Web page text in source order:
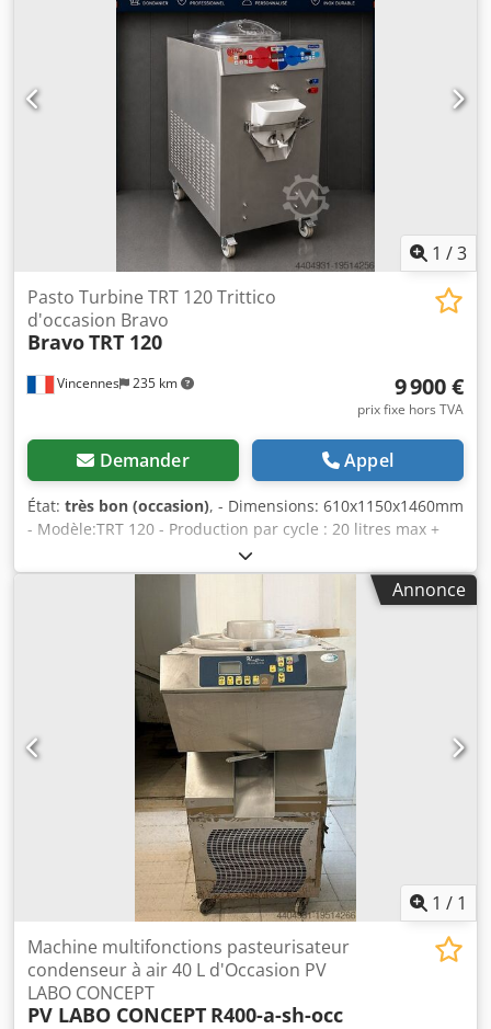
1 /3
Vincennes 235 km
Pasto Turbine TRT 120 Trittico
d'occasion Bravo
BravoTRT 120
9 900 €
prix fixe hors TVA
Demander Appel
État: très bon (occasion), - Dimensions: 610x1150x1460mm
- Modèle:TRT 120 - Production par cycle : 20 litres max +
Mélange par cycle : 8 à 16 Kg - Production horaire
théorique : 75 à 120 Litres / heure - Température
d'ambiance de fonctionnement 16°C à 3°C -
Refroidissement à air - Pasto Turbine multifonctions -
Poids:510kg - Tension:380V Cedpfxswxu Rue Aarorf
Annonce
1 / 1
Machine multifonctions pasteurisateur
condenseur à air 40 L d'Occasion PV
LABO CONCEPT
PV LABO CONCEPT R400-a-sh-occ